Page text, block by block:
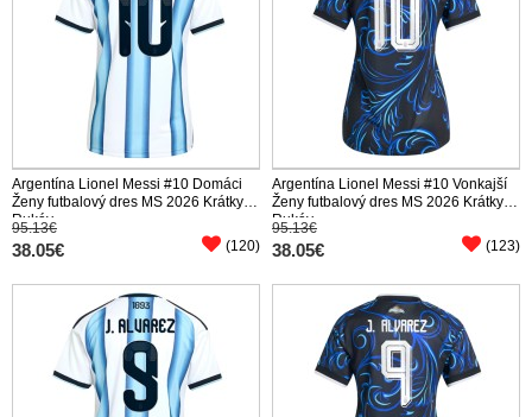
Argentína Lionel Messi #10 Domáci
Ženy futbalový dres MS 2026 Krátky
Rukáv
95.13€
38.05€ (120)
Argentína Lionel Messi #10 Vonkajší
Ženy futbalový dres MS 2026 Krátky
Rukáv
95.13€
38.05€ (123)